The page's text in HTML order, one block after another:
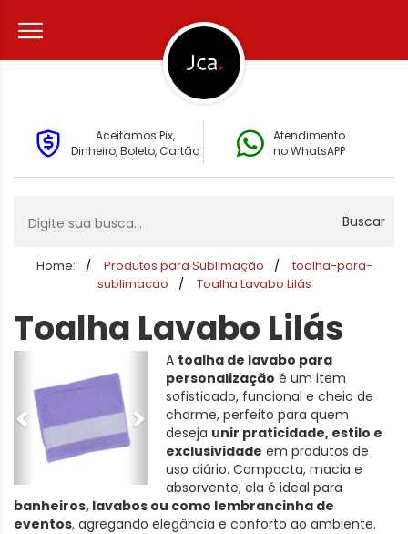
Aceitamos Pix,
Dinheiro, Boleto, Cartão
Atendimento
no WhatsAPP
Buscar
Home: Produtos para Sublimação
toalha-para-
sublimacao
Toalha Lavabo Lilás
Toalha Lavabo Lilás
A toalha de lavabo para
personalização é um item
sofisticado, funcional e cheio de
charme, perfeito para quem
deseja unir praticidade, estilo e
exclusividade em produtos de
uso diário. Compacta, macia e
absorvente, ela é ideal para
banheiros, lavabos ou como lembrancinha de
eventos, agregando elegância e conforto ao ambiente.